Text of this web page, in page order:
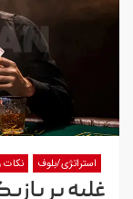
استراتژی/بلوف نکات
غلبه بر